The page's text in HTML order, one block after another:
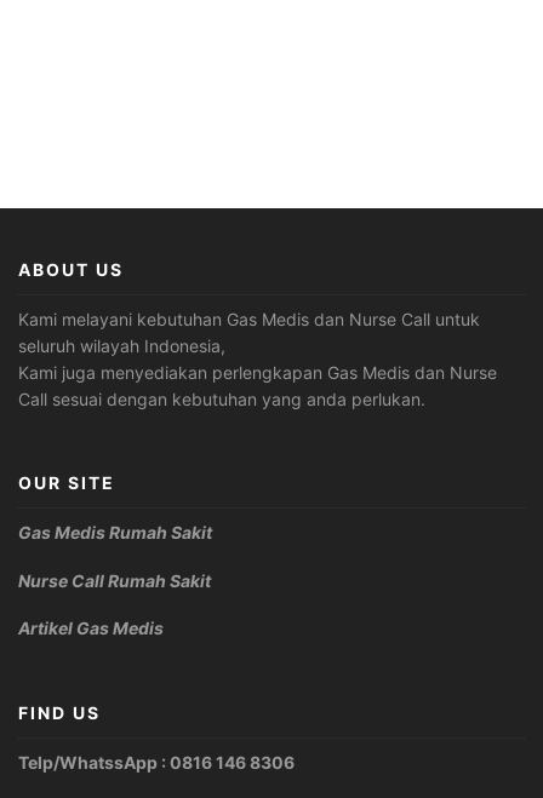
ABOUT US
Kami melayani kebutuhan Gas Medis dan Nurse Call untuk
seluruh wilayah Indonesia,
Kami juga menyediakan perlengkapan Gas Medis dan Nurse
Call sesuai dengan kebutuhan yang anda perlukan.
OUR SITE
Gas Medis Rumah Sakit
Nurse Call Rumah Sakit
Artikel Gas Medis
FIND US
Telp/WhatssApp : 0816 146 8306